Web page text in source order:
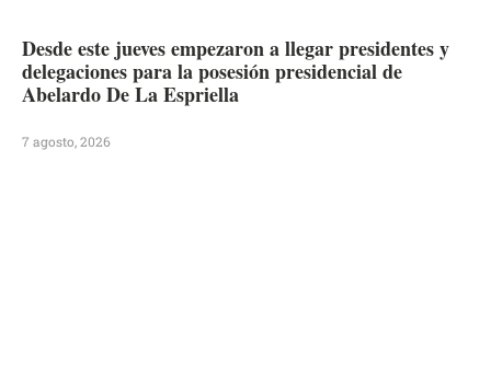
Desde este jueves empezaron a llegar presidentes y
delegaciones para la posesión presidencial de
Abelardo De La Espriella
7 agosto, 2026